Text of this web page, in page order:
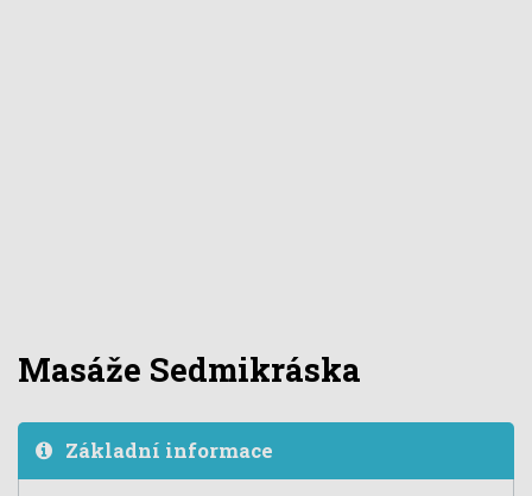
Masáže Sedmikráska
Základní informace